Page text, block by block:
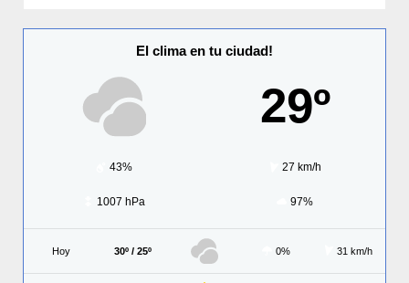
El clima en tu ciudad!
29º
43% 27 km/h
1007 hPa 97%
Hoy 30º / 25º 0% 31 km/h